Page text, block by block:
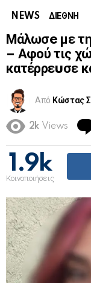
NEWS ΔΙΕΘΝΗ
Μάλωσe με τη
– Αφού τις
κατέρρεuσε
Από Κώστας
2k Views
1.9k
Κοινοποιήσεις